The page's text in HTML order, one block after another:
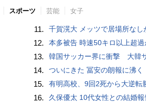
スポーツ 芸能 女子
11. 千賀滉大 メッツで居場所なし
12. 本多被告 時速50キロ以上超過
13. 韓国サッカー界に衝撃 大韓サッカー協会に外国人審判への“性的接待”
14. ついにきた 冨安の朗報に沸く
15. 有明高校、9回2死から大逆転
16. 久保優太 10代女性との結婚報